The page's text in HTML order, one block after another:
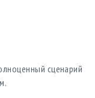
сценарий